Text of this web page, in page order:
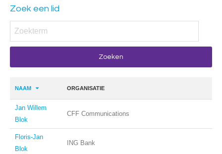
Zoek een lid
NAAM ORGANISATIE
Jan Willem
Blok
CFF Communications
Floris-Jan
Blok
ING Bank